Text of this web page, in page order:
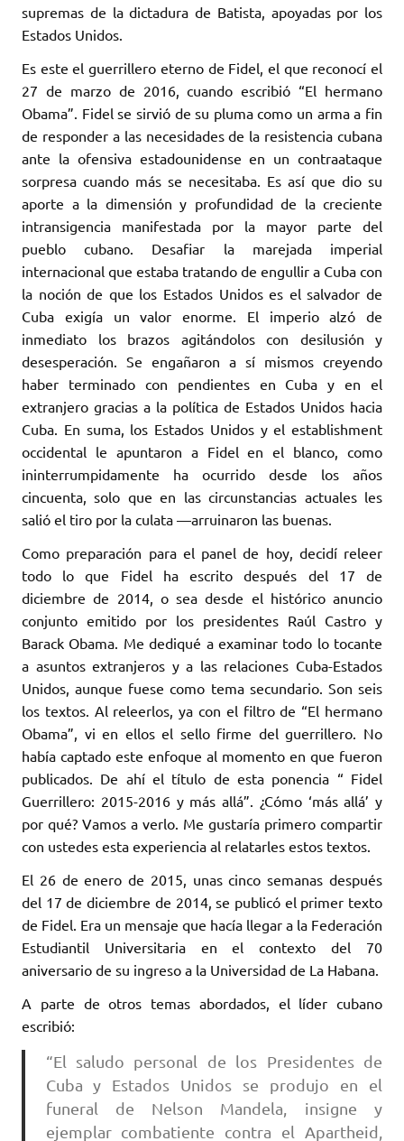
supremas de la dictadura de Batista, apoyadas por los
Estados Unidos.
Es este el guerrillero eterno de Fidel, el que reconocí el
27 de marzo de 2016, cuando escribió “El hermano
Obama”. Fidel se sirvió de su pluma como un arma a fin
de responder a las necesidades de la resistencia cubana
ante la ofensiva estadounidense en un contraataque
sorpresa cuando más se necesitaba. Es así que dio su
aporte a la dimensión y profundidad de la creciente
intransigencia manifestada por la mayor parte del
pueblo cubano. Desafiar la marejada imperial
internacional que estaba tratando de engullir a Cuba con
la noción de que los Estados Unidos es el salvador de
Cuba exigía un valor enorme. El imperio alzó de
inmediato los brazos agitándolos con desilusión y
desesperación. Se engañaron a sí mismos creyendo
haber terminado con pendientes en Cuba y en el
extranjero gracias a la política de Estados Unidos hacia
Cuba. En suma, los Estados Unidos y el establishment
occidental le apuntaron a Fidel en el blanco, como
ininterrumpidamente ha ocurrido desde los años
cincuenta, solo que en las circunstancias actuales les
salió el tiro por la culata —arruinaron las buenas.
Como preparación para el panel de hoy, decidí releer
todo lo que Fidel ha escrito después del 17 de
diciembre de 2014, o sea desde el histórico anuncio
conjunto emitido por los presidentes Raúl Castro y
Barack Obama. Me dediqué a examinar todo lo tocante
a asuntos extranjeros y a las relaciones Cuba-Estados
Unidos, aunque fuese como tema secundario. Son seis
los textos. Al releerlos, ya con el filtro de “El hermano
Obama”, vi en ellos el sello firme del guerrillero. No
había captado este enfoque al momento en que fueron
publicados. De ahí el título de esta ponencia “ Fidel
Guerrillero: 2015-2016 y más allá”. ¿Cómo ‘más allá’ y
por qué? Vamos a verlo. Me gustaría primero compartir
con ustedes esta experiencia al relatarles estos textos.
El 26 de enero de 2015, unas cinco semanas después
del 17 de diciembre de 2014, se publicó el primer texto
de Fidel. Era un mensaje que hacía llegar a la Federación
Estudiantil Universitaria en el contexto del 70
aniversario de su ingreso a la Universidad de La Habana.
A parte de otros temas abordados, el líder cubano
escribió:
“El saludo personal de los Presidentes de
Cuba y Estados Unidos se produjo en el
funeral de Nelson Mandela, insigne y
ejemplar combatiente contra el Apartheid,